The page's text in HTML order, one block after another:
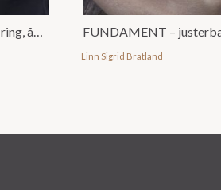
FUNDAMENT – justerbar ring, åpen FUNDAMENT –
Linn Sigrid Bratland